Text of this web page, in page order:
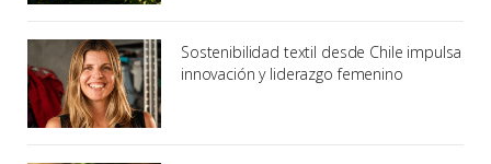
Sostenibilidad textil desde Chile impulsa
innovación y liderazgo femenino